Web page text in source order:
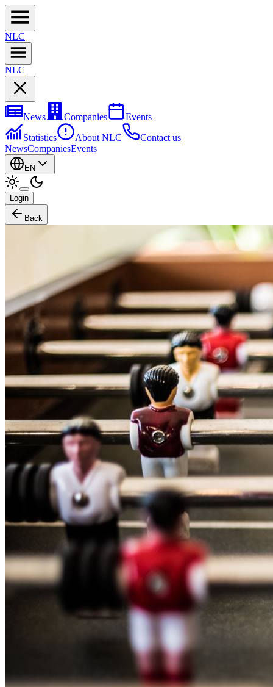
NLC
NLC
News Companies
Events
Statistics
About NLC
Contact us
NewsCompaniesEvents
EN
Login
Back